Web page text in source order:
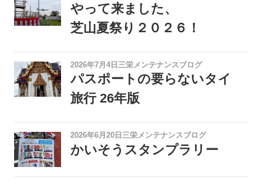
やって来ました、
芝山夏祭り２０２６！
2026年7月4日 三栄メンテナンスブログ
パスポートの要らないタイ
旅行 26年版
2026年6月20日 三栄メンテナンスブログ
かいそうスタンプラリー